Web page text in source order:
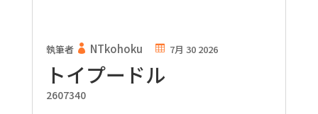
トイプードル
執筆者 NTkohoku 7月 30 2026
2607340